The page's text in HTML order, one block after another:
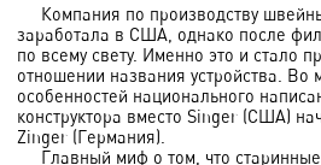
Компания по производству
заработала в США, однако после
по всему свету. Именно это и стало
отношении названия устройства. Во
особенностей национального
конструктора вместо Singer (США)
Zinger (Германия).
Главный миф о том, что